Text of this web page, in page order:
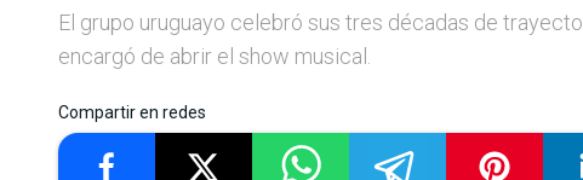
El grupo uruguayo celebró sus tres décadas de
encargó de abrir el show musical.
Compartir en redes